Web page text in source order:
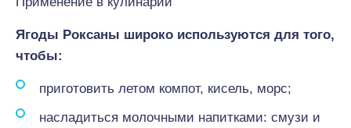
Ягоды Роксаны широко используются для того,
чтобы:
приготовить летом компот, кисель, морс;
насладиться молочными напитками: смузи и